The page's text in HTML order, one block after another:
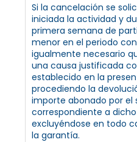
Si la cancelación se
iniciada la actividad y
primera semana de
menor en el periodo
igualmente necesario
una causa justificada
establecido en la
procediendo la
importe abonado por el
correspondiente a
excluyéndose en todo
la garantía.